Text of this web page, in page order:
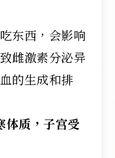
东西，会影响
雌激素分泌异
的生成和排
体质，子宫受